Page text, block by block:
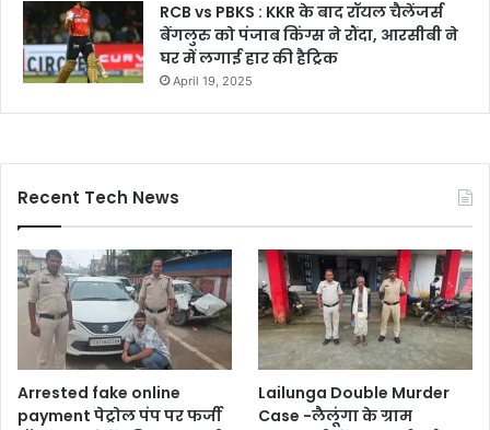
RCB vs PBKS : KKR के बाद रॉयल चैलेंजर्स
बेंगलुरु को पंजाब किंग्स ने रौंदा, आरसीबी ने
घर में लगाई हार की हैट्रिक
April 19, 2025
Recent Tech News
Arrested fake online
payment पेट्रोल पंप पर फर्जी
Lailunga Double Murder
Case -लैलूंगा के ग्राम